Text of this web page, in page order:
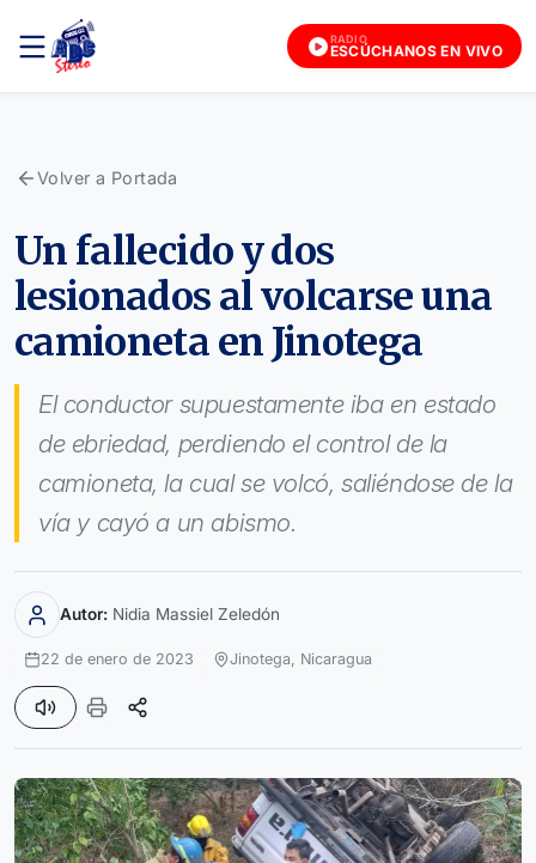
RADIO
ESCÚCHANOS EN VIVO
Volver a Portada
Un fallecido y dos
lesionados al volcarse una
camioneta en Jinotega
El conductor supuestamente iba en estado
de ebriedad, perdiendo el control de la
camioneta, la cual se volcó, saliéndose de la
vía y cayó a un abismo.
Autor: Nidia Massiel Zeledón
22 de enero de 2023 Jinotega, Nicaragua